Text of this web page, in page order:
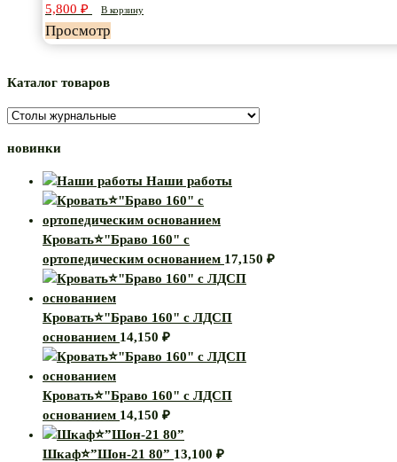
раздвижной
5,800 ₽ В корзину
Просмотр
Каталог товаров
новинки
Наши работы
Кровать⭐"Браво 160" с
ортопедическим основанием 17,150 ₽
Кровать⭐"Браво 160" с ЛДСП
основанием 14,150 ₽
Кровать⭐"Браво 160" с ЛДСП
основанием 14,150 ₽
Шкаф⭐”Шон-21 80” 13,100 ₽